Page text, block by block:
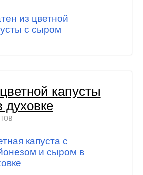
из цветной
с сыром
капусты
духовке
капуста с
и сыром в